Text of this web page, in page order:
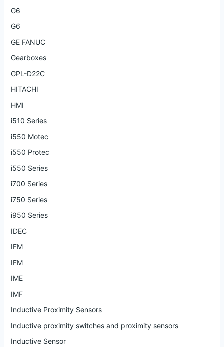
G6
G6
GE FANUC
Gearboxes
GPL-D22C
HITACHI
HMI
i510 Series
i550 Motec
i550 Protec
i550 Series
i700 Series
i750 Series
i950 Series
IDEC
IFM
IFM
IME
IMF
Inductive Proximity Sensors
Inductive proximity switches and proximity sensors
Inductive Sensor